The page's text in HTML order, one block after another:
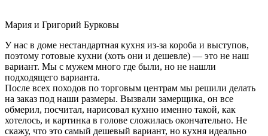
Мария и Григорий Бурковы
У нас в доме нестандартная кухня из-за короба и выступов,
поэтому готовые кухни (хоть они и дешевле) — это не наш
вариант. Мы с мужем много где были, но не нашли
подходящего варианта.
После всех походов по торговым центрам мы решили делать
на заказ под наши размеры. Вызвали замерщика, он все
обмерил, посчитал, нарисовал кухню именно такой, как
хотелось, и картинка в голове сложилась окончательно. Не
скажу, что это самый дешевый вариант, но кухня идеально